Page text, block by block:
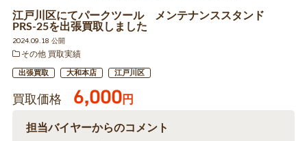
江戸川区にてパークツール メンテナンススタンド
PRS-25を出張買取しました
2024.09.18 公開
その他 買取実績
出張買取 大和本店 江戸川区
買取価格 6,000円
担当バイヤーからのコメント